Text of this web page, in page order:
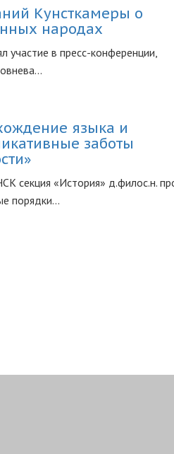
Кунсткамеры о
народах
участие в пресс-конференции,
языка и
заботы
секция «История» д.филос.н.
порядки...